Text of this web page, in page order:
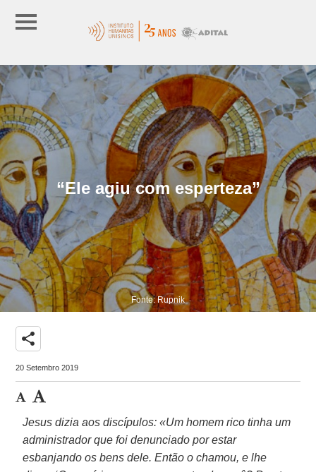
“Ele agiu com esperteza”
Fonte: Rupnik
share
20 Setembro 2019
Jesus dizia aos discípulos: «Um homem rico tinha um
administrador que foi denunciado por estar
esbanjando os bens dele. Então o chamou, e lhe